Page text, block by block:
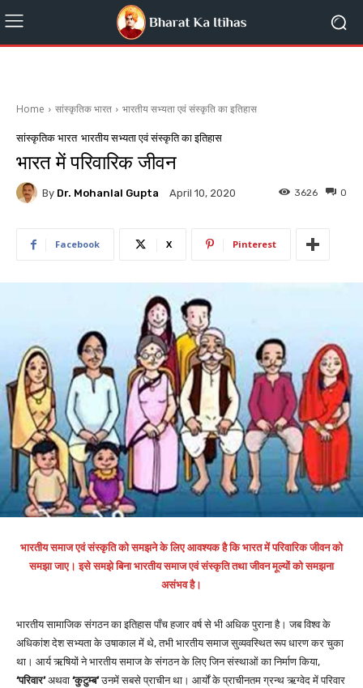
Home सांस्कृतिक भारत भारतीय सभ्यता एवं संस्कृति का इतिहास
सांस्कृतिक भारत भारतीय सभ्यता एवं संस्कृति का इतिहास
भारत में परिवारिक जीवन
By Dr. Mohanlal Gupta April 10, 2020 0
3626
Facebook X Pinterest
भारतीय समाज एवं संस्कृति को समझने के लिए आवश्यक है कि भारत में परिवारिक जीवन को
समझा जाए। इसे समझे बिना भारतीय समाज एवं संस्कृति तथा जीवन मूल्यों को समझना
असंभव है।
भारतीय सामाजिक संगठन का इतिहास पाँच हजार वर्ष से भी अधिक पुराना है। जब विश्व के
अधिकांश देश सभ्यता के उषाकाल में थे, तभी भारतीय समाज सुव्यवस्थित रूप धारण कर चुका
था। आर्य ऋषियों ने भारतीय समाज के संगठन के लिए जिन संस्थाओं का निर्माण किया,
‘परिवार’अथवा ‘कुटुम्ब’उनमें सबसे प्राचीन था। आर्यों के प्राचीनतम ग्रन्थ ऋग्वेद में परिवार